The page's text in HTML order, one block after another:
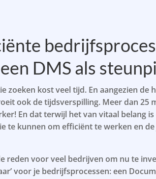
DMS als
zoeken kost veel tijd. En aangezien de
ook de tijdsverspilling. Meer dan 25
En dat terwijl het van vitaal belang
te kunnen om efficiënt te werken en
reden voor veel bedrijven om nu te
voor je bedrijfsprocessen: een